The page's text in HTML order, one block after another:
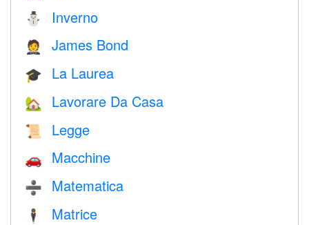
⛄ Inverno
🤵 James Bond
🎓 La Laurea
🏡 Lavorare Da Casa
📜 Legge
🚗 Macchine
➗ Matematica
🕴️ Matrice